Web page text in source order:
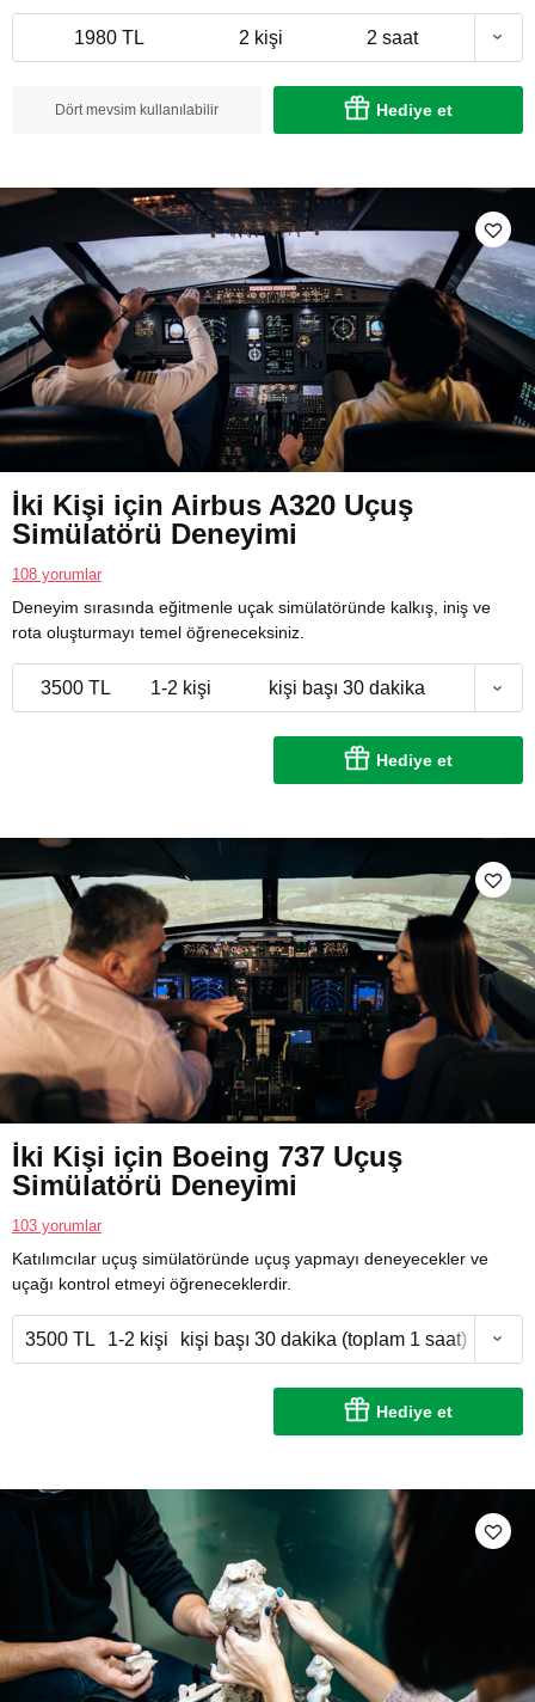
1980 TL 2 kişi 2 saat
Dört mevsim kullanılabilir Hediye et
İki Kişi için Airbus A320 Uçuş
Simülatörü Deneyimi
108 yorumlar
Deneyim sırasında eğitmenle uçak simülatöründe kalkış, iniş ve
rota oluşturmayı temel öğreneceksiniz.
3500 TL 1-2 kişi kişi başı 30 dakika
Hediye et
İki Kişi için Boeing 737 Uçuş
Simülatörü Deneyimi
103 yorumlar
Katılımcılar uçuş simülatöründe uçuş yapmayı deneyecekler ve
uçağı kontrol etmeyi öğreneceklerdir.
3500 TL 1-2 kişi kişi başı 30 dakika (toplam 1 saat)
Hediye et